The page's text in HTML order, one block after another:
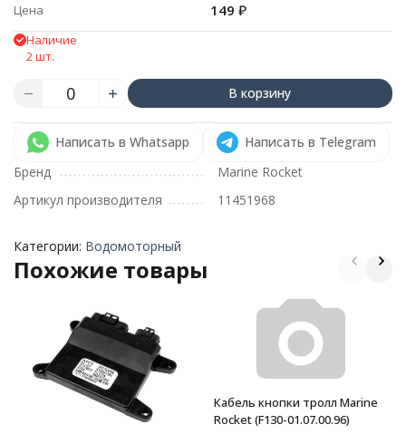
Цена 149 ₽
Наличие
2 шт.
В корзину
Написать в Whatsapp
Написать в Telegram
Бренд
Marine Rocket
Артикул производителя
11451968
Категории: Водомоторный
Похожие товары
Кабель кнопки тролл Marine
Rocket (F130-01.07.00.96)